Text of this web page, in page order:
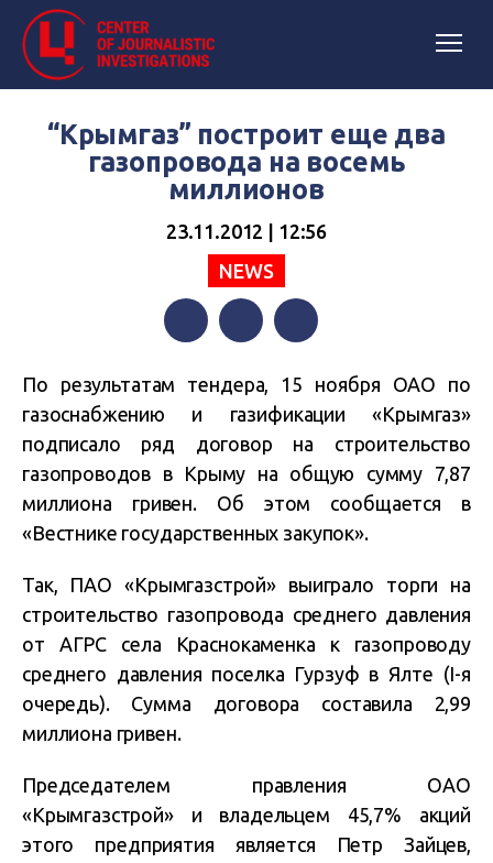
“Крымгаз” построит еще два
газопровода на восемь
миллионов
23.11.2012 | 12:56
NEWS
По результатам тендера, 15 ноября ОАО по
газоснабжению и газификации «Крымгаз»
подписало ряд договор на строительство
газопроводов в Крыму на общую сумму 7,87
миллиона гривен. Об этом сообщается в
«Вестнике государственных закупок».
Так, ПАО «Крымгазстрой» выиграло торги на
строительство газопровода среднего давления
от АГРС села Краснокаменка к газопроводу
среднего давления поселка Гурзуф в Ялте (I-я
очередь). Сумма договора составила 2,99
миллиона гривен.
Председателем правления ОАО
«Крымгазстрой» и владельцем 45,7% акций
этого предприятия является Петр Зайцев,